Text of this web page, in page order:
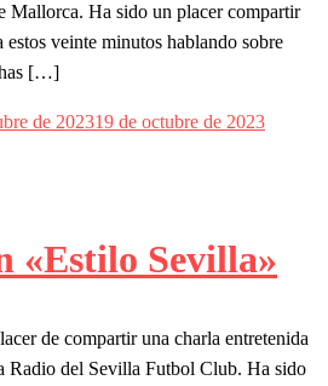
Mallorca. Ha sido un placer compartir
veinte minutos hablando sobre
[…]
de 202319 de octubre de 2023
«Estilo Sevilla»
de compartir una charla entretenida
Radio del Sevilla Futbol Club. Ha sido